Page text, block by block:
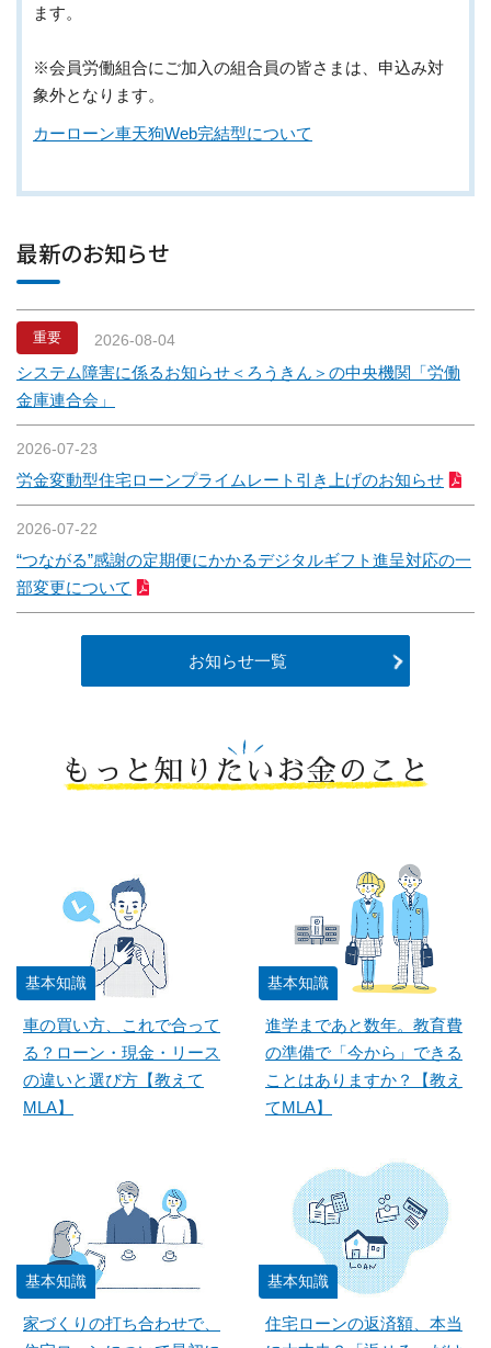
ます。
※会員労働組合にご加入の組合員の皆さまは、申込み対
象外となります。
カーローン車天狗Web完結型について
最新のお知らせ
重要 2026-08-04
システム障害に係るお知らせ＜ろうきん＞の中央機関「労働
金庫連合会」
2026-07-23
労金変動型住宅ローンプライムレート引き上げのお知らせ
2026-07-22
“つながる”感謝の定期便にかかるデジタルギフト進呈対応の一
部変更について
お知らせ一覧
もっと知りたいお金のこと
基本知識
車の買い方、これで合って
る？ローン・現金・リース
の違いと選び方【教えて
MLA】
基本知識
進学まであと数年。教育費
の準備で「今から」できる
ことはありますか？【教え
てMLA】
基本知識
家づくりの打ち合わせで、
基本知識
住宅ローンの返済額、本当